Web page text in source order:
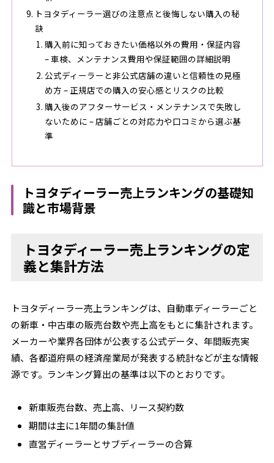
トヨタディーラー選びの注意点と後悔しない購入の秘
訣
購入前に知っておきたい価格以外の費用・保証内容
– 車検、メンテナンス費用や保証範囲の詳細説明
公式ディーラーと非公式店舗の違いと信頼性の見極
め方 – 正規店での購入の安心感とリスクの比較
購入後のアフターサービス・メンテナンスで失敗し
ないために – 店舗ごとの対応力や口コミから選ぶ基
準
トヨタディーラー売上ランキングの基礎知
識と市場背景
トヨタディーラー売上ランキングの定
義と集計方法
トヨタディーラー売上ランキングは、自動車ディーラーごと
の新車・中古車の販売台数や売上高をもとに集計されます。
メーカーや業界各団体が公表する公式データ、年間販売実
績、各都道府県の経済産業局が発表する統計などが主な情報
源です。ランキング算出の基準は以下のとおりです。
新車販売台数、売上高、リース契約数
期間は主に1年間の集計値
直営ディーラーとサブディーラーの合算